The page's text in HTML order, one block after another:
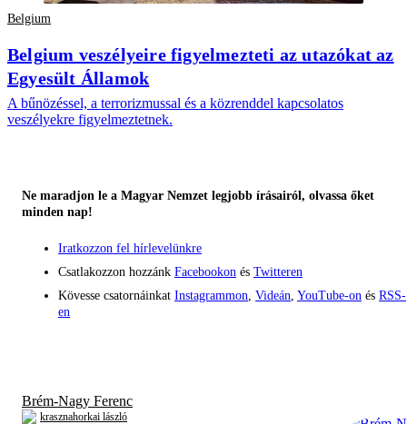
Belgium
Belgium veszélyeire figyelmezteti az utazókat az
Egyesült Államok
A bűnözéssel, a terrorizmussal és a közrenddel kapcsolatos
veszélyekre figyelmeztetnek.
Ne maradjon le a Magyar Nemzet legjobb írásairól, olvassa őket
minden nap!
Iratkozzon fel hírlevelünkre
Csatlakozzon hozzánk Facebookon és Twitteren
Kövesse csatornáinkat Instagrammon Videán YouTube-on és RSS-
en
Brém-Nagy Ferenc
krasznahorkai lászló